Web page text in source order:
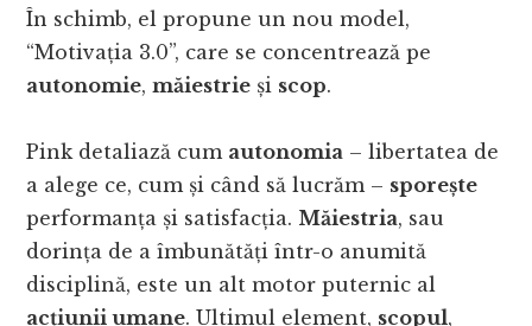
În schimb, el propune un nou model,
“Motivația 3.0”, care se concentrează pe
autonomie,măiestrie și scop.
Pink detaliază cum autonomia – libertatea de
a alege ce, cum și când să lucrăm – sporește
performanța și satisfacția. Măiestria, sau
dorința de a îmbunătăți într-o anumită
disciplină, este un alt motor puternic al
acțiunii umane. Ultimul element, scopul,